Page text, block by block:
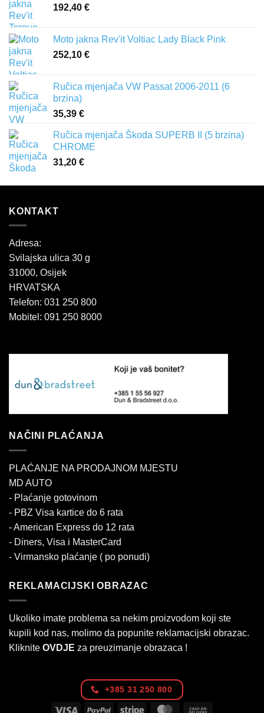
192,40 €
Moto jakna Rev'it Voltiac Lady Black Pink
252,10 €
Ručica mjenjača VW Passat 2006-2011 (6
brzina)
35,39 €
Ručica mjenjača Škoda SUPERB II (5 brzina)
CHROME
31,20 €
KONTAKT
Adresa:
Svilajska ulica 30 g
31000, Osijek
HRVATSKA
Telefon: 031 250 800
Mobitel: 091 250 8000
NAČINI PLAĆANJA
PLAĆANJE NA PRODAJNOM MJESTU
MD AUTO
- Plaćanje gotovinom
- PBZ Visa kartice do 6 rata
- American Express do 12 rata
- Diners, Visa i MasterCard
- Virmansko plaćanje ( po ponudi)
REKLAMACIJSKI OBRAZAC
Ukoliko imate problema sa nekim proizvodom koji ste
kupili kod nas, molimo da popunite reklamacijski obrazac.
Kliknite OVDJE za preuzimanje obrazaca !
+385 31 250 800
Visa PayPal Stripe MasterCard